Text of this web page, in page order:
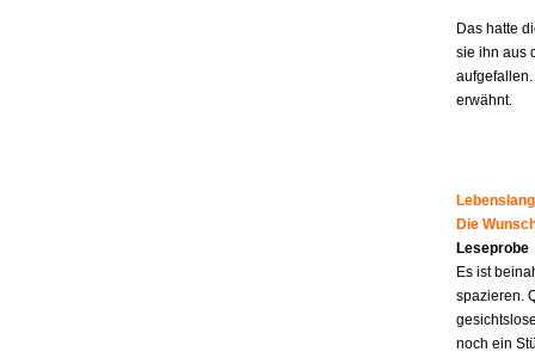
Das hatte
sie ihn aus
erwähnt.
Die
Leseprobe
Es ist
spazieren.
noch ein